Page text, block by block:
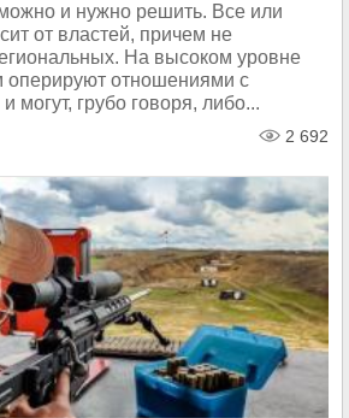
и нужно решить. Все или
от властей, причем не
На высоком уровне
оперируют отношениями с
могут, грубо говоря, либо...
2 692